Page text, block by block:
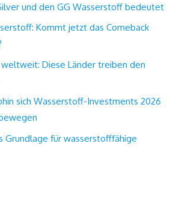
und den GG Wasserstoff bedeutet
Kommt jetzt das Comeback
Diese Länder treiben den
sich Wasserstoff-Investments 2026
Grundlage für wasserstofffähige